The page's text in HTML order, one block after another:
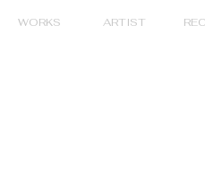
WORKS ARTIST